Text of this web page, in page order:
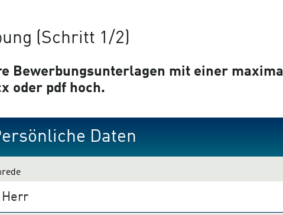
(Schritt 1/2)
Bewerbungsunterlagen mit einer
oder pdf hoch.
Daten